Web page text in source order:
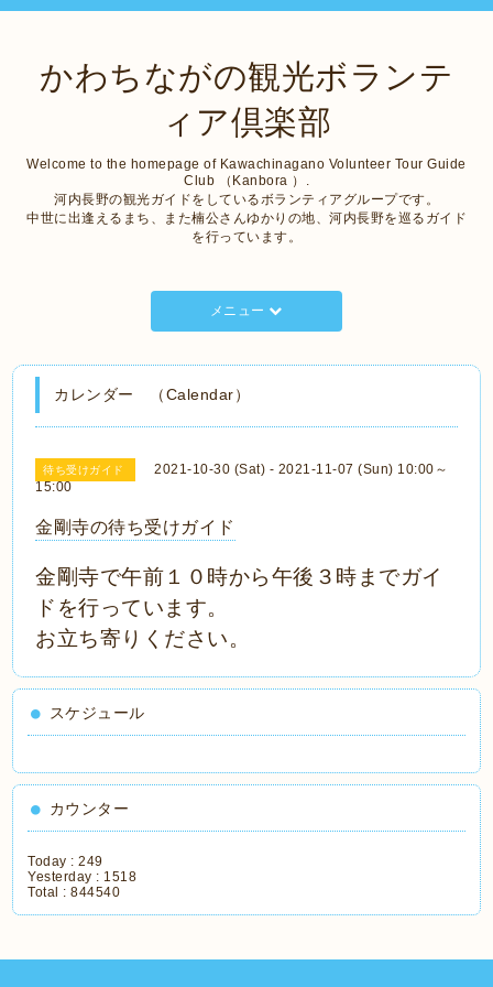
かわちながの観光ボランテ
ィア倶楽部
Welcome to the homepage of Kawachinagano Volunteer Tour Guide
Club （Kanbora ）.
河内長野の観光ガイドをしているボランティアグループです。
中世に出逢えるまち、また楠公さんゆかりの地、河内長野を巡るガイド
を行っています。
メニュー
カレンダー （Calendar）
待ち受けガイド
2021-10-30 (Sat) - 2021-11-07 (Sun) 10:00～
15:00
金剛寺の待ち受けガイド
金剛寺で午前１０時から午後３時までガイ
ドを行っています。
お立ち寄りください。
スケジュール
カウンター
Today :249
Yesterday : 1518
Total :844540